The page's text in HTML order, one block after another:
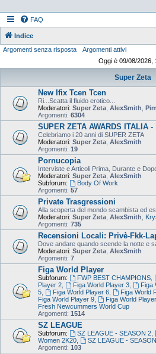
FAQ
Indice
Argomenti senza risposta
Argomenti attivi
Oggi è 09/08/2026,
Super Zeta
New Ifix Tcen Tcen
Ri...Scatta il fluido erotico...
Moderatori: Super Zeta AlexSmith Pim
Argomenti: 6304
SUPER ZETA AWARDS ITALIA
Celebriamo i 20 anni di SUPER ZETA
Moderatori: Super Zeta AlexSmith
Argomenti: 19
Pornucopia
Interviste e Articoli Prima, Durante e
Moderatori: Super Zeta AlexSmith
Subforum:
Body Of Work
Argomenti: 57
Private Trasgressioni
Alla scoperta del mondo scambista ed
Moderatori: Super Zeta AlexSmith
Argomenti: 735
Recensioni Locali: Privè-Fkk-
Dove andare quando scende la notte e
Moderatori: Super Zeta AlexSmith
Argomenti: 7
Figa World Player
Subforum: FWP BEST CHAMPIONS,
Player 2
Figa World Player 3, Figa
5
Figa World Player 6, Figa World
Figa World Player 9
Figa World
Fresh Newcummers World Cup
Argomenti: 1514
SZ LEAGUE
Subforum: SZ LEAGUE - SEASON 2,
Women 2K20
SZ LEAGUE -
Argomenti: 103